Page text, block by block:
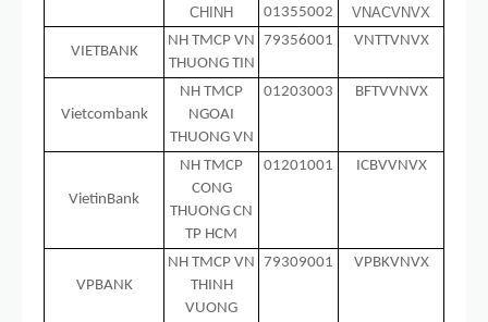
CHINH
01355002 VNACVNVX
VIETBANK
NH TMCP VN
THUONG TIN
79356001 VNTTVNVX
Vietcombank
NH TMCP
NGOAI
THUONG VN
01203003 BFTVVNVX
VietinBank
NH TMCP
CONG
THUONG CN
TP HCM
01201001 ICBVVNVX
VPBANK
NH TMCP VN
THINH
VUONG
79309001 VPBKVNVX